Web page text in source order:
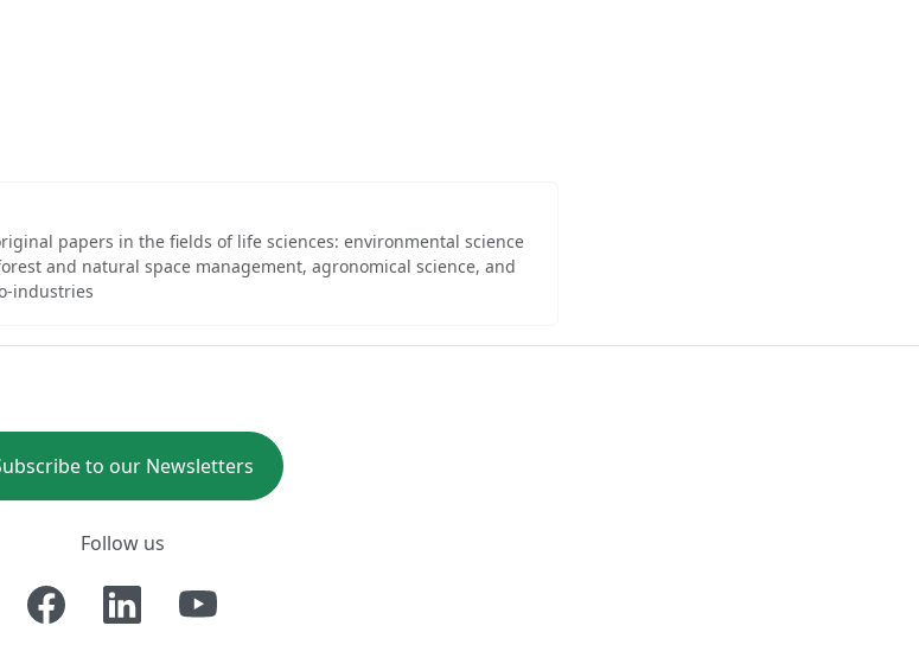
papers in the fields of life sciences: environmental science
and natural space management, agronomical science, and
industries
to our Newsletters
Follow us